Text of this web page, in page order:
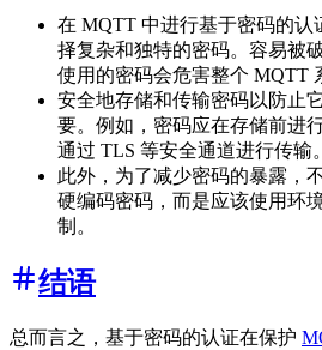
在 MQTT 中进行基于密码的认
择复杂和独特的密码。容易被
使用的密码会危害整个 MQTT
安全地存储和传输密码以防止
要。例如，密码应在存储前进
通过 TLS 等安全通道进行传输。
此外，为了减少密码的暴露，
硬编码密码，而是应该使用环
制。
结语
总而言之，基于密码的认证在保护